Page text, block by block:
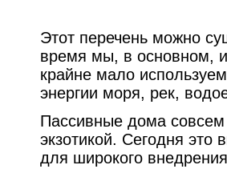
Этот перечень можно
время мы, в основном,
крайне мало
энергии моря, рек,
Пассивные дома
экзотикой. Сегодня это
для широкого